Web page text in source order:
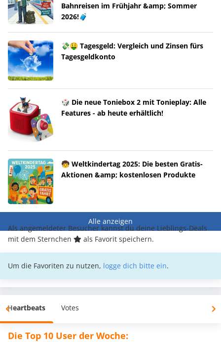
Bahnreisen im Frühjahr &amp; Sommer
2026!🧳
💸🤑 Tagesgeld: Vergleich und Zinsen fürs
Tagesgeldkonto
🎲 Die neue Toniebox 2 mit Tonieplay: Alle
Features - ab heute erhältlich!
🧒 Weltkindertag 2025: Die besten Gratis-
Aktionen &amp; kostenlosen Produkte
Alle anzeigen
Als angemeldeter Besucher kannst du deine Lieblings-Deals
mit dem Sternchen
als Favorit speichern.
Um die Favoriten zu nutzen, logge dich bitte ein.
Heartbeats Votes
Die Top 10 User der Woche: